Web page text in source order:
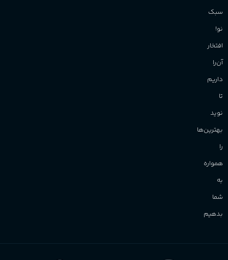
سبک
نو!
افتخار
آن‌را
داریم
تا
نوید
بهترین‌ها
را
همواره
به
شما
بدهیم